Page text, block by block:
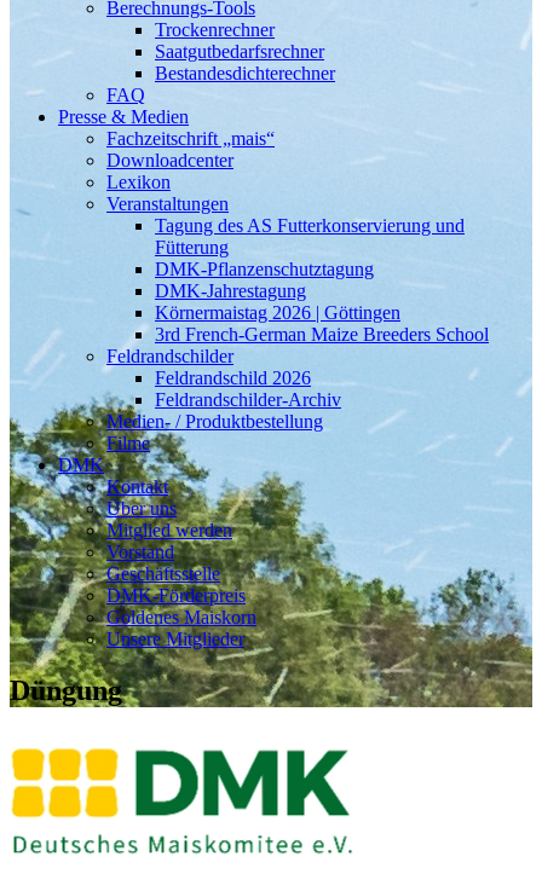
Berechnungs-Tools
Trockenrechner
Saatgutbedarfsrechner
Bestandesdichterechner
FAQ
Presse & Medien
Fachzeitschrift „mais“
Downloadcenter
Lexikon
Veranstaltungen
Tagung des AS Futterkonservierung und
Fütterung
DMK-Pflanzenschutztagung
DMK-Jahrestagung
Körnermaistag 2026 | Göttingen
3rd French-German Maize Breeders School
Feldrandschilder
Feldrandschild 2026
Feldrandschilder-Archiv
Medien- / Produktbestellung
Filme
DMK
Kontakt
Über uns
Mitglied werden
Vorstand
Geschäftsstelle
DMK-Förderpreis
Goldenes Maiskorn
Unsere Mitglieder
Düngung